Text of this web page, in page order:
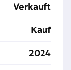
Verkauft
Kauf
2024